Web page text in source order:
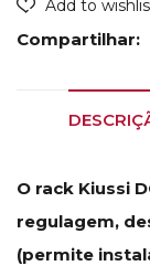
Add to
Compartilhar:
O rack Kiussi
regulagem,
(permite